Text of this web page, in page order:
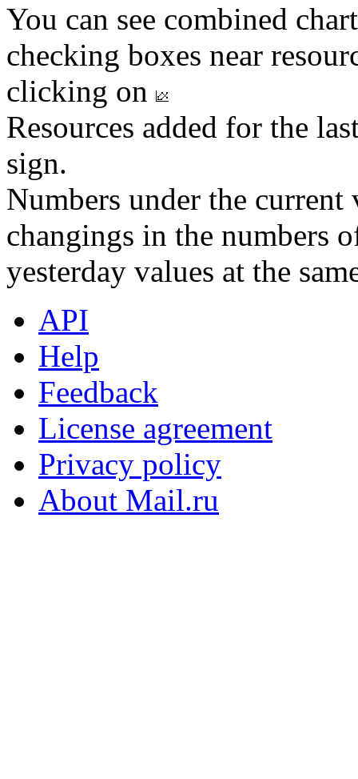
You can see combined
checking boxes near
clicking on
Resources added for the
sign.
Numbers under the
changings in the numbers
yesterday values at the
API
Help
Feedback
License agreement
Privacy policy
About Mail.ru